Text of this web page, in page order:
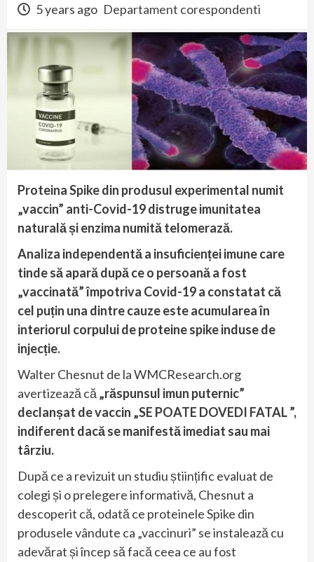
5 years ago Departament corespondenti
Proteina Spike din produsul experimental numit
„vaccin” anti-Covid-19 distruge imunitatea
naturală și enzima numită telomerază.
Analiza independentă a insuficienței imune care
tinde să apară după ce o persoană a fost
„vaccinată” împotriva Covid-19 a constatat că
cel puțin una dintre cauze este acumularea în
interiorul corpului de proteine ​​​​spike induse de
injecție.
Walter Chesnut de la WMCResearch.org
avertizează că „răspunsul imun puternic”
declanșat de vaccin „SE POATE DOVEDI FATAL ”,
indiferent dacă se manifestă imediat sau mai
târziu.
După ce a revizuit un studiu științific evaluat de
colegi și o prelegere informativă, Chesnut a
descoperit că, odată ce proteinele Spike din
produsele vândute ca „vaccinuri” se instalează cu
adevărat și încep să facă ceea ce au fost